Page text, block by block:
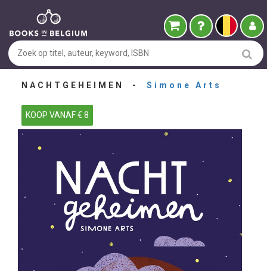
NACHTGEHEIMEN - Simone Arts
KOOP VANAF € 8